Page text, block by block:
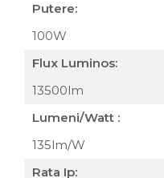
Putere:
100W
Flux Luminos:
13500lm
Lumeni/Watt :
135lm/W
Rata Ip: